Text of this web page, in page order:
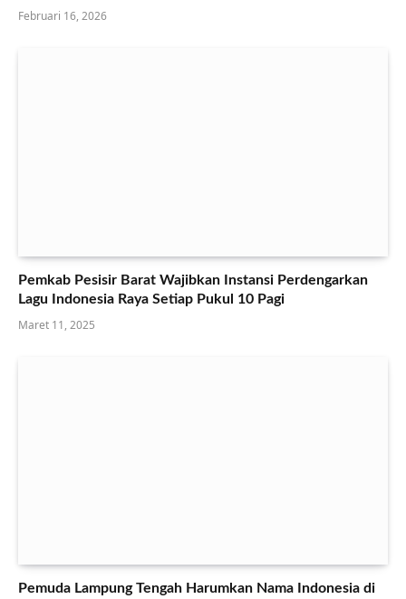
Februari 16, 2026
Pemkab Pesisir Barat Wajibkan Instansi Perdengarkan
Lagu Indonesia Raya Setiap Pukul 10 Pagi
Maret 11, 2025
Pemuda Lampung Tengah Harumkan Nama Indonesia di